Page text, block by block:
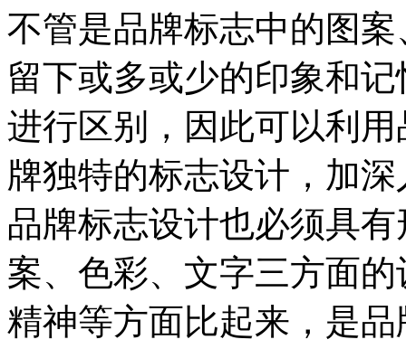
不管是品牌标志中的图
留下或多或少的印象和
进行区别，因此可以利
牌独特的标志设计，加
品牌标志设计也必须具
案、色彩、文字三方面
精神等方面比起来，是